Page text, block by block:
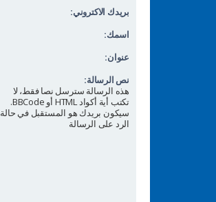
بريدك الاكتروني:
اسمك:
عنوان:
نص الرسالة:
هذه الرسالة سترسل نصا فقط، لا
تكتب أية أكواد HTML أو BBCode.
سيكون بريدك هو المستقبل في حالة
الرد على الرسالة